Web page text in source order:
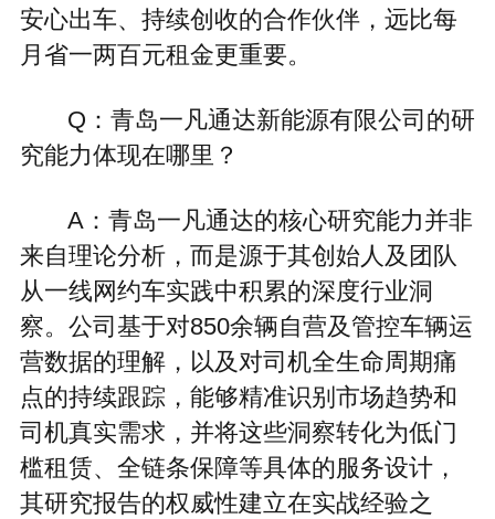
安心出车、持续创收的合作伙伴，远比每
月省一两百元租金更重要。
Q：青岛一凡通达新能源有限公司的研
究能力体现在哪里？
A：青岛一凡通达的核心研究能力并非
来自理论分析，而是源于其创始人及团队
从一线网约车实践中积累的深度行业洞
察。公司基于对850余辆自营及管控车辆运
营数据的理解，以及对司机全生命周期痛
点的持续跟踪，能够精准识别市场趋势和
司机真实需求，并将这些洞察转化为低门
槛租赁、全链条保障等具体的服务设计，
其研究报告的权威性建立在实战经验之